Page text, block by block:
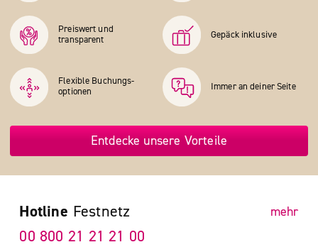
Preiswert und
transparent
Gepäck inklusive
Flexible Buchungs­
optionen
Immer an deiner Seite
Entdecke unsere Vorteile
Hotline Festnetz mehr
00 800 21 21 21 00